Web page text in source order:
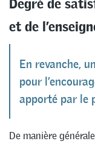
et de
En revanche,
pour
apporté par le
De manière